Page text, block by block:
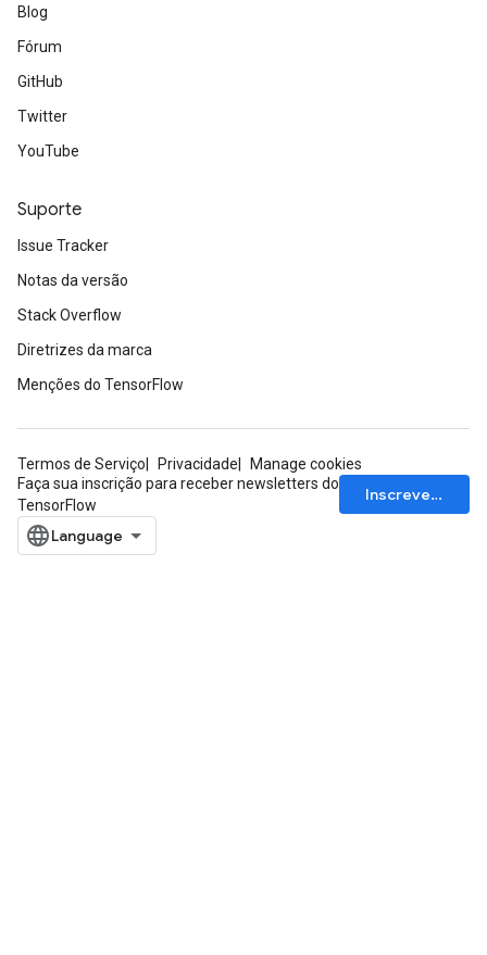
Blog
Fórum
GitHub
Twitter
YouTube
Suporte
Issue Tracker
Notas da versão
Stack Overflow
Diretrizes da marca
Menções do TensorFlow
Termos de Serviço Privacidade
Manage cookies
Faça sua inscrição para receber newsletters do
TensorFlow
Inscrever-se